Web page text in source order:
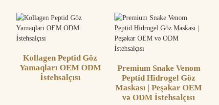
Kollagen Peptid Göz
Yamaqları OEM ODM
İstehsalçısı
Premium Snake Venom
Peptid Hidrogel Göz
Maskası | Peşəkar OEM
və ODM İstehsalçısı